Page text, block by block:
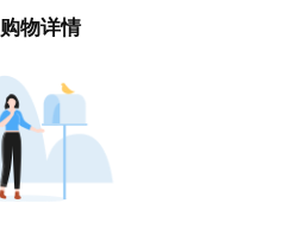
购物详情